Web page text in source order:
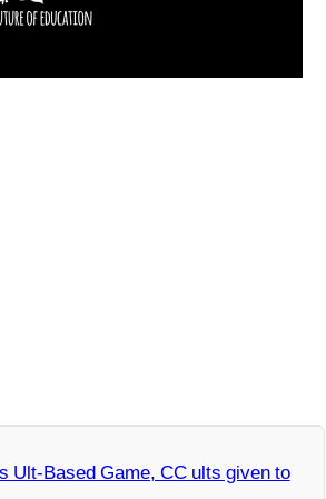
Ult-Based Game, CC ults given to